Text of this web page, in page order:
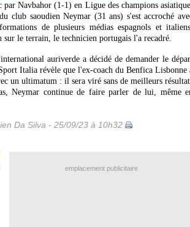
Navbahor (1-1) en Ligue des champions
club saoudien Neymar (31 ans) s'est accroché
de plusieurs médias espagnols et
le terrain, le technicien portugais l'a recadré.
auriverde a décidé de demander le
Italia révèle que l'ex-coach du Benfica Lisbonne
un ultimatum : il sera viré sans de meilleurs
Neymar continue de faire parler de lui, même
Da Silva - 25/09/23 à 10h32
emplacement publicitaire